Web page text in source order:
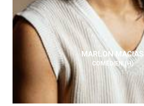
MARLON MACIAS
COMÉDIEN (H)